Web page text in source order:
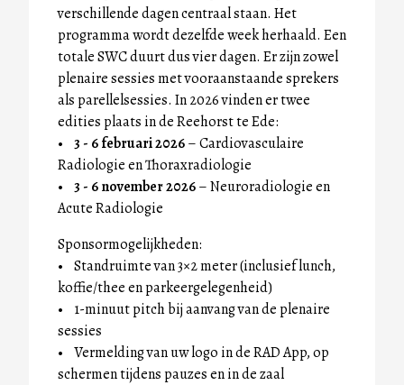
verschillende dagen centraal staan. Het
programma wordt dezelfde week herhaald. Een
totale SWC duurt dus vier dagen. Er zijn zowel
plenaire sessies met vooraanstaande sprekers
als parellelsessies. In 2026 vinden er twee
edities plaats in de Reehorst te Ede:
• 3 - 6 februari 2026– Cardiovasculaire
Radiologie en Thoraxradiologie
• 3 - 6 november 2026– Neuroradiologie en
Acute Radiologie
Sponsormogelijkheden:
• Standruimte van 3×2 meter (inclusief lunch,
koffie/thee en parkeergelegenheid)
• 1-minuut pitch bij aanvang van de plenaire
sessies
• Vermelding van uw logo in de RAD App, op
schermen tijdens pauzes en in de zaal